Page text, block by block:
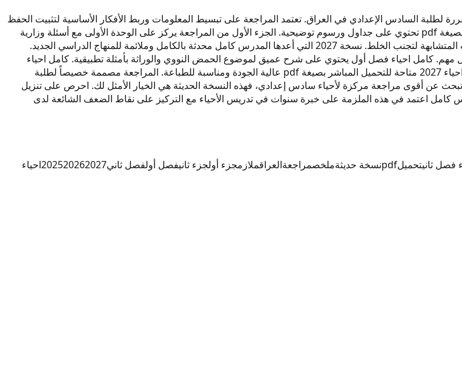
لطلبة السادس الإعدادي في العراق. تعتمد المراجعة على تبسيط المعلومات وربط الأفكار الأساسية لتثبيت الحفظ
والفهم قبل الامتحان النهائي. يمكنك تحميل ملخص كامل احياء سادس 2027 بنسخة حديثة بصيغة pdf تحتوي على جداول ورسوم توضيحية. الجزء الأول من المراجعة يركز على الوحدة الأولى مع أسئلة وزارية
محلولة لقياس المستوى. الجزء الثاني يتناول الفصل الثاني بأسلوب مقارن بين الموضوعات المتشابهة لتجنب الخلط. نسخة 2027 التي أعدها المدرس كامل محدثة بالكامل وملائمة للمنهاج الدراسي الجديد.
كامل احياء فصل أول يحتوي على شرح عميق لموضوع الحمض النووي والوراثة بأمثلة تطبيقية. كامل احياء
فصل ثاني يغطي بالتفصيل جهاز الغدد الصماء مع خرائط ذهنية مبسطة. جميع ملازم كامل احياء 2027 متاحة للتحميل المباشر بصيغة pdf عالية الجودة ومناسبة للطباعة. المراجعة مصممة خصيصاً لطلبة
عن أقوى مراجعة مركزة لأحياء سادس إعدادي، فهذه النسخة الحديثة هي الخيار الأمثل لك. احرص على تنزيل
المدرس كامل اعتمد في هذه الملزمة على خبرة سنوات في تدريس الأحياء مع التركيز على نقاط الضعف الشائعة لدى
فصل ثانيتحميلpdfنسخة حديثةملخصمراجعةالعراقملازمجزء أولجزء ثانيفصل أولفصل ثاني 202520262027
احياء